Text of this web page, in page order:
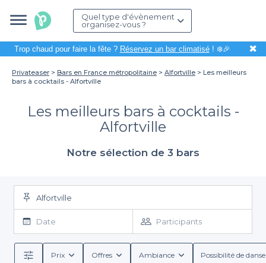
Quel type d'évènement
organisez-vous ?
Trop chaud pour faire la fête ? Réservez un bar climatisé! ❄️🎉 ✖
Privateaser Bars en France métropolitaine Alfortville
Les meilleurs
bars à cocktails - Alfortville
Les meilleurs bars à cocktails -
Alfortville
Notre sélection de 3 bars
Alfortville
Date Participants
Prix Offres Ambiance Possibilité de